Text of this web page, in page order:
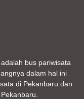
adalah bus pariwisata
dalam hal ini
di Pekanbaru dan